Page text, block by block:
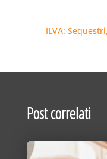
ILVA:
Post correlati